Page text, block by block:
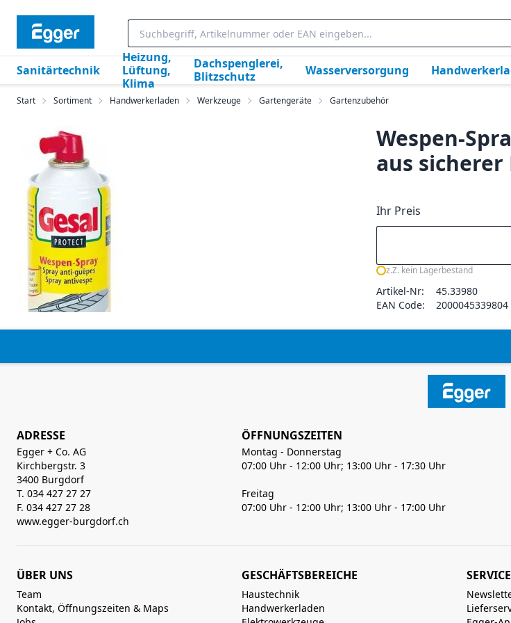
Sanitärtechnik
Heizung,
Lüftung,
Klima
Dachspenglerei,
Blitzschutz
Wasserversorgung
Start Sortiment Handwerkerladen Werkzeuge Gartengeräte Gartenzubehör
Wespen-
aus
Ihr Preis
z.Z. kein Lagerbestand
Artikel-Nr:
45.33980
EAN Code:
2000045339804
ADRESSE
Egger + Co. AG
Kirchbergstr. 3
3400 Burgdorf
T. 034 427 27 27
F. 034 427 27 28
www.egger-burgdorf.ch
ÖFFNUNGSZEITEN
Montag - Donnerstag
07:00 Uhr - 12:00 Uhr; 13:00 Uhr - 17:30 Uhr
Freitag
07:00 Uhr - 12:00 Uhr; 13:00 Uhr - 17:00 Uhr
ÜBER UNS
Team
Kontakt, Öffnungszeiten & Maps
GESCHÄFTSBEREICHE
Haustechnik
Handwerkerladen